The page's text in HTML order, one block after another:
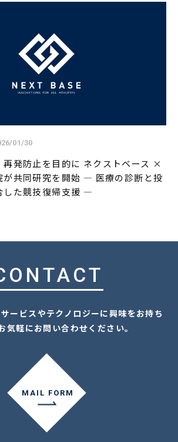
01/30
再発防止を目的に ネクストベース ×
が共同研究を開始 ― 医療の診断と投
した競技復帰支援 ―
ービスやテクノロジーに興味をお持ち
気軽にお問い合わせください。
MAIL FORM